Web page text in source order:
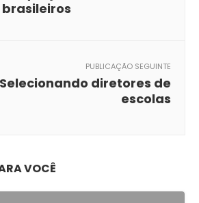
PUBLICAÇÃO SEGUINTE
Selecionando diretores de
escolas
VOCÊ